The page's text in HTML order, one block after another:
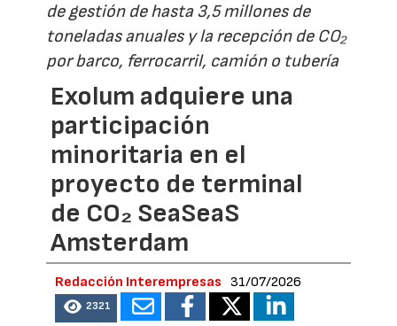
de gestión de hasta 3,5 millones de
toneladas anuales y la recepción de CO₂
por barco, ferrocarril, camión o tubería
Exolum adquiere una
participación
minoritaria en el
proyecto de terminal
de CO₂ SeaSeaS
Amsterdam
Redacción Interempresas 31/07/2026
2321